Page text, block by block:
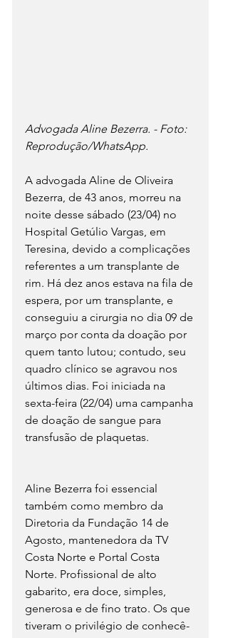
Advogada Aline Bezerra. - Foto:
Reprodução/WhatsApp.
A advogada Aline de Oliveira
Bezerra, de 43 anos, morreu na
noite desse sábado (23/04) no
Hospital Getúlio Vargas, em
Teresina, devido a complicações
referentes a um transplante de
rim. Há dez anos estava na fila de
espera, por um transplante, e
conseguiu a cirurgia no dia 09 de
março por conta da doação por
quem tanto lutou; contudo, seu
quadro clínico se agravou nos
últimos dias. Foi iniciada na
sexta-feira (22/04) uma campanha
de doação de sangue para
transfusão de plaquetas.
Aline Bezerra foi essencial
também como membro da
Diretoria da Fundação 14 de
Agosto, mantenedora da TV
Costa Norte e Portal Costa
Norte. Profissional de alto
gabarito, era doce, simples,
generosa e de fino trato. Os que
tiveram o privilégio de conhecê-